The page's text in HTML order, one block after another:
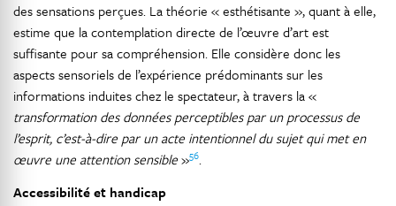
des sensations perçues. La théorie « esthétisante », quant à elle,
estime que la contemplation directe de l’œuvre d’art est
suffisante pour sa compréhension. Elle considère donc les
aspects sensoriels de l’expérience prédominants sur les
informations induites chez le spectateur, à travers la «
transformation des données perceptibles par un processus de
l’esprit, c’est-à-dire par un acte intentionnel du sujet qui met en
œuvre une attention sensible»56.
Accessibilité et handicap